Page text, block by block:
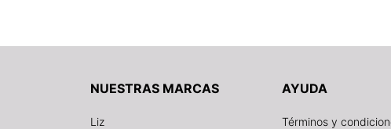
NUESTRAS MARCAS
Liz
AYUDA
Términos y